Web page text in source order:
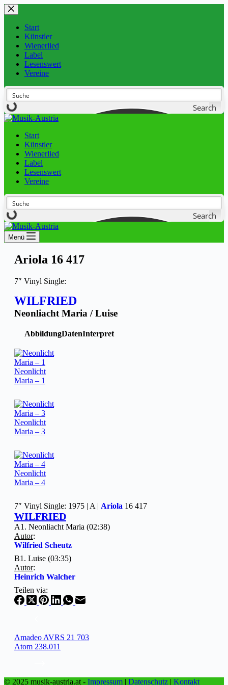
Start
Künstler
Wienerlied
Label
Lesenswert
Vereine
Search
Start
Künstler
Wienerlied
Label
Lesenswert
Vereine
Search
Menü
Ariola 16 417
7″ Vinyl Single:
WILFRIED
Neonliacht Maria / Luise
AbbildungDatenInterpret
Neonlicht
Maria – 1
Neonlicht
Maria – 3
Neonlicht
Maria – 4
7″ Vinyl Single: 1975 | A | Ariola 16 417
WILFRIED
A1. Neonliacht Maria (02:38)
Autor:
Wilfried Scheutz
B1. Luise (03:35)
Autor:
Heinrich Walcher
Teilen via:
Amadeo AVRS 21 703
Atom 238.011
© 2025 musik-austria.at - Impressum | Datenschutz | Kontakt